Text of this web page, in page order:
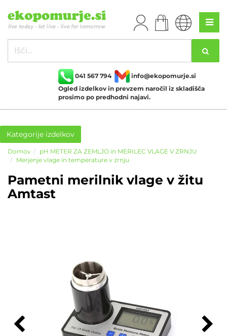
041 567 794
info@ekopomurje.si
Ogled izdelkov in prevzem naročil iz skladišča
prosimo po predhodni najavi.
Kategorije izdelkov
Domov
pH METER ZA ZEMLJO in MERILEC VLAGE V ZRNJU
Merjenje vlage in temperature v zrnju
Pametni merilnik vlage v žitu
Amtast